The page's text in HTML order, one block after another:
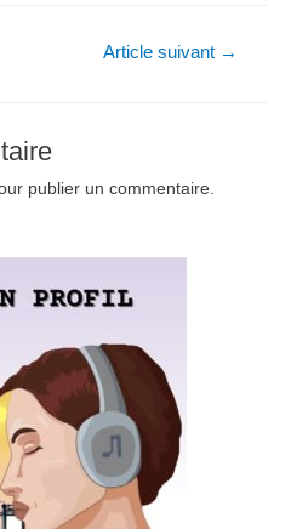
Article suivant →
publier un commentaire.